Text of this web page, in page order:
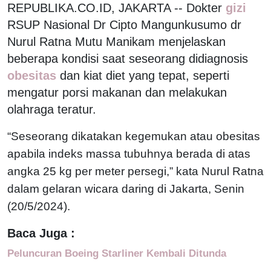
REPUBLIKA.CO.ID, JAKARTA -- Dokter gizi
RSUP Nasional Dr Cipto Mangunkusumo dr
Nurul Ratna Mutu Manikam menjelaskan
beberapa kondisi saat seseorang didiagnosis
obesitas dan kiat diet yang tepat, seperti
mengatur porsi makanan dan melakukan
olahraga teratur.
“Seseorang dikatakan kegemukan atau obesitas
apabila indeks massa tubuhnya berada di atas
angka 25 kg per meter persegi,” kata Nurul Ratna
dalam gelaran wicara daring di Jakarta, Senin
(20/5/2024).
Baca Juga :
Peluncuran Boeing Starliner Kembali Ditunda